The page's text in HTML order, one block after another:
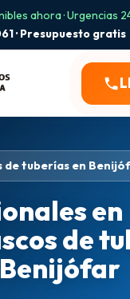
ahora · Urgencias
· Presupuesto gratis
de tuberías en
en
de